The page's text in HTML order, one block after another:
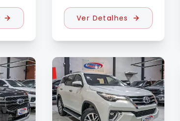
Ver Detalhes
VENDIDO VENDIDO